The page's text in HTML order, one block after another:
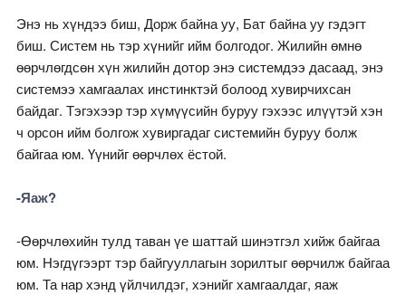
Энэ нь хүндээ биш, Дорж байна уу, Бат байна уу гэдэгт
биш. Систем нь тэр хүнийг ийм болгодог. Жилийн өмнө
өөрчлөгдсөн хүн жилийн дотор энэ системдээ дасаад, энэ
системээ хамгаалах инстинктэй болоод хувирчихсан
байдаг. Тэгэхээр тэр хүмүүсийн буруу гэхээс илүүтэй хэн
ч орсон ийм болгож хувиргадаг системийн буруу болж
байгаа юм. Үүнийг өөрчлөх ёстой.
-Яаж?
-Өөрчлөхийн тулд таван үе шаттай шинэтгэл хийж байгаа
юм. Нэгдүгээрт тэр байгууллагын зорилтыг өөрчилж байгаа
юм. Та нар хэнд үйлчилдэг, хэнийг хамгаалдаг, яаж